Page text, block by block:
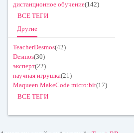
дистанционное обучение(142)
ВСЕ ТЕГИ
Другие
TeacherDesmos(42)
Desmos(30)
эксперт(22)
научная игрушка(21)
Maqueen MakeCode micro:bit(17)
ВСЕ ТЕГИ